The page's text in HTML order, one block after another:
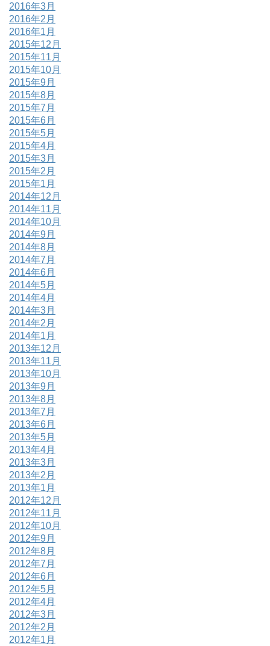
2016年3月
2016年2月
2016年1月
2015年12月
2015年11月
2015年10月
2015年9月
2015年8月
2015年7月
2015年6月
2015年5月
2015年4月
2015年3月
2015年2月
2015年1月
2014年12月
2014年11月
2014年10月
2014年9月
2014年8月
2014年7月
2014年6月
2014年5月
2014年4月
2014年3月
2014年2月
2014年1月
2013年12月
2013年11月
2013年10月
2013年9月
2013年8月
2013年7月
2013年6月
2013年5月
2013年4月
2013年3月
2013年2月
2013年1月
2012年12月
2012年11月
2012年10月
2012年9月
2012年8月
2012年7月
2012年6月
2012年5月
2012年4月
2012年3月
2012年2月
2012年1月